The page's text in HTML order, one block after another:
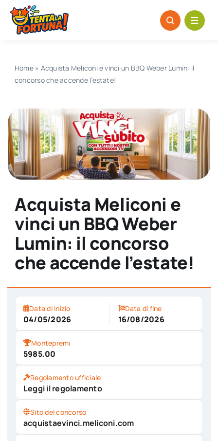
Salta
contenuto
Home» Acquista Meliconi e vinci un BBQ Weber Lumin: il
concorso che accende l’estate!
Acquista Meliconi e
vinci un BBQ Weber
Lumin: il concorso
che accende l’estate!
Data di inizio
04/05/2026
Data di fine
16/08/2026
Montepremi
5985.00
Regolamento ufficiale
Leggi il regolamento
Sito del concorso
acquistaevinci.meliconi.com